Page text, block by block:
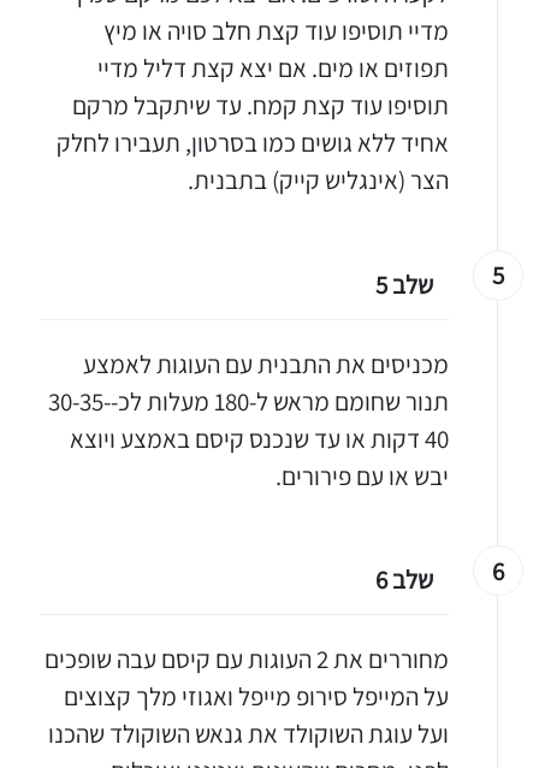
אותי באינסטגרם
הכנתם מתכון שלי? חפשו "Shahar_Hen_Hayokra" באינסטגרם עקבו אחריי עוד היום ותעלו את המתכון שהכנתם לסטורי ואני
מדיי תוסיפו עוד קצת חלב סויה או מיץ
תפוזים או מים. אם יצא קצת דליל מדיי
תוסיפו עוד קצת קמח. עד שיתקבל מרקם
אחיד ללא גושים כמו בסרטון, תעבירו לחלק
הצר (אינגליש קייק) בתבנית.
5 שלב 5
מכניסים את התבנית עם העוגות לאמצע
תנור שחומם מראש ל-180 מעלות לכ-30-35-
40 דקות או עד שנכנס קיסם באמצע ויוצא
יבש או עם פירורים.
6 שלב 6
מחוררים את 2 העוגות עם קיסם עבה שופכים
על המייפל סירופ מייפל ואגוזי מלך קצוצים
ועל עוגת השוקולד את גנאש השוקולד שהכנו